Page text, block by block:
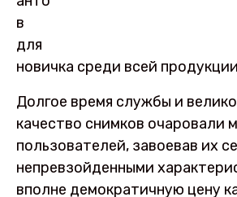
в
для
новичка среди всей
Долгое время службы и
качество снимков очаровали
пользователей, завоевав их
непревзойденными
вполне демократичную цену